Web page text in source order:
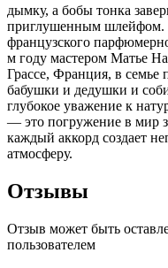
дымку, а бобы тонка
приглушенным шлейфом.
французского
м году мастером Матье
Грассе, Франция, в семье
бабушки и дедушки и
глубокое уважение к
— это погружение в мир
каждый аккорд создает
атмосферу.
Отзывы
Отзыв может быть
пользователем